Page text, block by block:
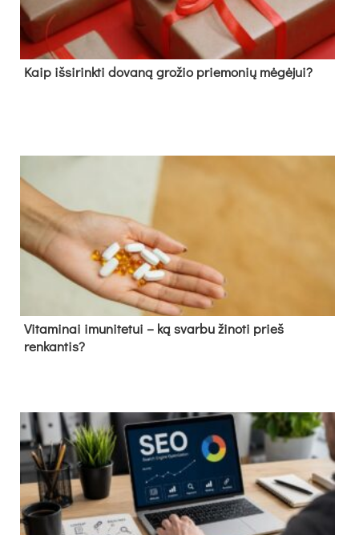
Kaip išsirinkti dovaną grožio priemonių mėgėjui?
Vitaminai imunitetui – ką svarbu žinoti prieš
renkantis?